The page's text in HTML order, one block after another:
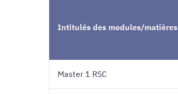
Intitulés des modules/matières
Master 1 RSC